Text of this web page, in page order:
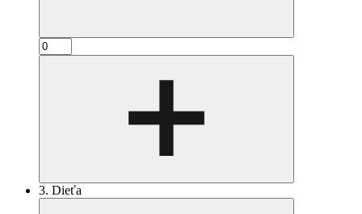
3. Dieťa